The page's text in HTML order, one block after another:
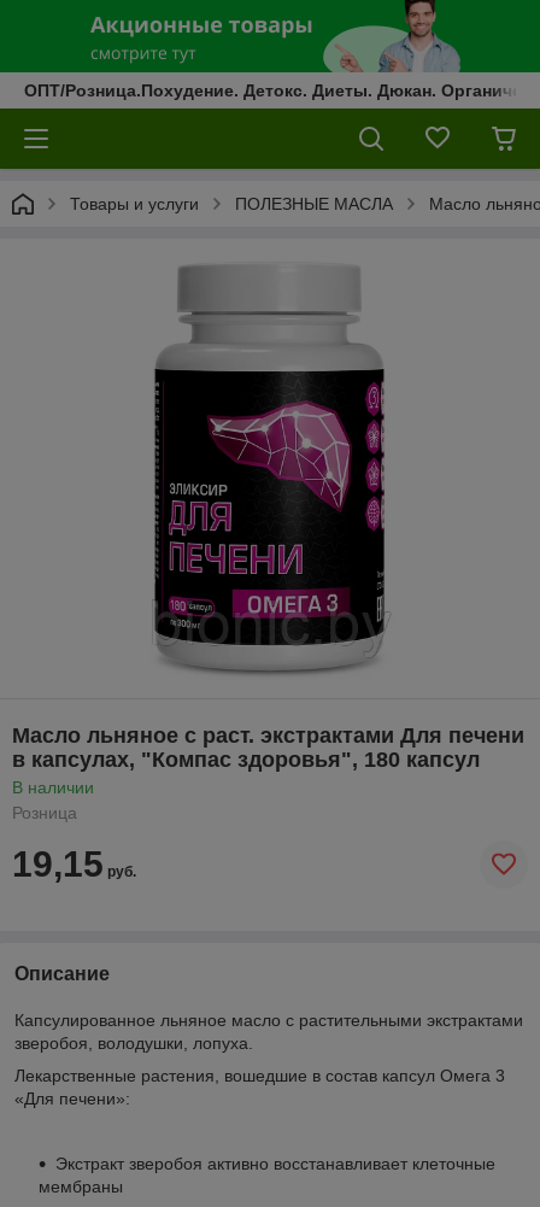
ОПТ/Розница.Похудение. Детокс. Диеты. Дюкан.
Товары и услуги ПОЛЕЗНЫЕ МАСЛА Масло
Масло льняное с раст. экстрактами Для печени
в капсулах, "Компас здоровья", 180 капсул
В наличии
Розница
19,15 руб.
Описание
Капсулированное льняное масло с растительными экстрактами
зверобоя, володушки, лопуха.
Лекарственные растения, вошедшие в состав капсул Омега 3
«Для печени»:
Экстракт зверобоя активно восстанавливает клеточные
мембраны